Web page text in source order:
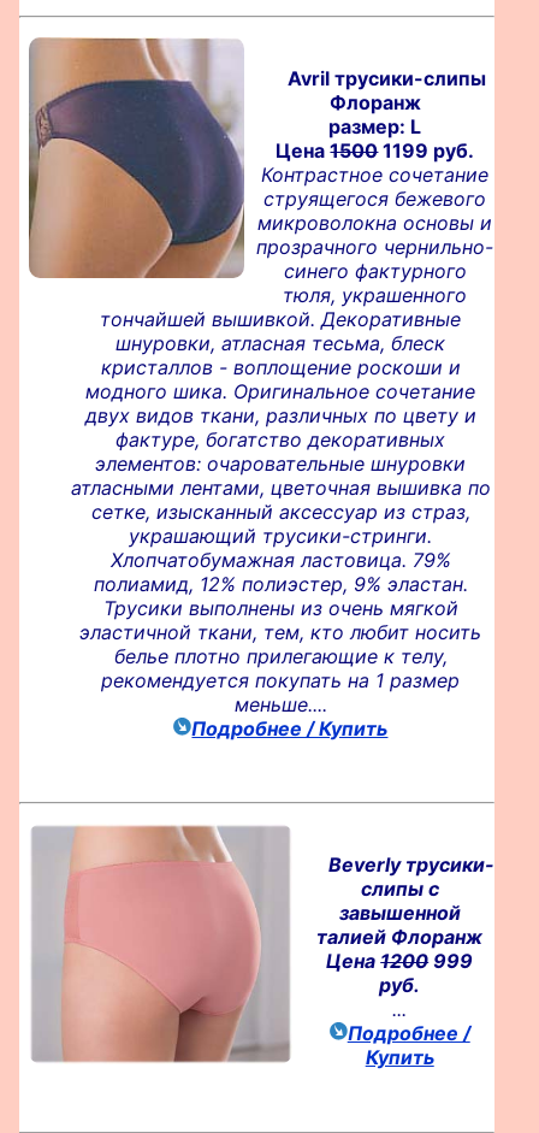
Avril трусики-слипы
Флоранж
размер: L
Цена15001199 руб.
Контрастное сочетание
струящегося бежевого
микроволокна основы и
прозрачного чернильно-
синего фактурного
тюля, украшенного
тончайшей вышивкой. Декоративные
шнуровки, атласная тесьма, блеск
кристаллов - воплощение роскоши и
модного шика. Оригинальное сочетание
двух видов ткани, различных по цвету и
фактуре, богатство декоративных
элементов: очаровательные шнуровки
атласными лентами, цветочная вышивка по
сетке, изысканный аксессуар из страз,
украшающий трусики-стринги.
Хлопчатобумажная ластовица. 79%
полиамид, 12% полиэстер, 9% эластан.
Трусики выполнены из очень мягкой
эластичной ткани, тем, кто любит носить
белье плотно прилегающие к телу,
рекомендуется покупать на 1 размер
меньше....
Подробнее / Купить
Beverly трусики-
слипы с
завышенной
талией Флоранж
Цена1200999
руб.
...
Подробнее /
Купить